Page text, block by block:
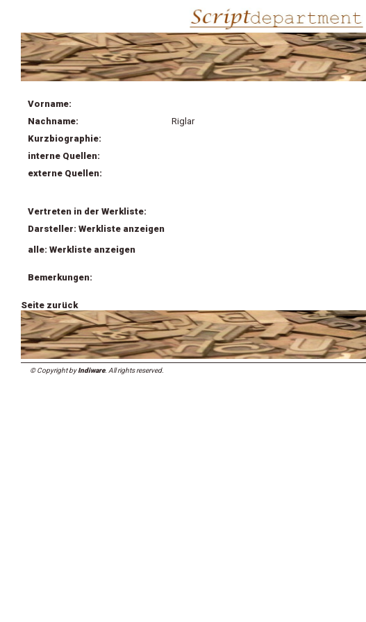
Vorname:
Nachname:
Riglar
Kurzbiographie:
interne Quellen:
externe Quellen:
Vertreten in der Werkliste:
Darsteller: Werkliste anzeigen
alle: Werkliste anzeigen
Bemerkungen:
Seite zurück
© Copyright byIndiware. All rights reserved.